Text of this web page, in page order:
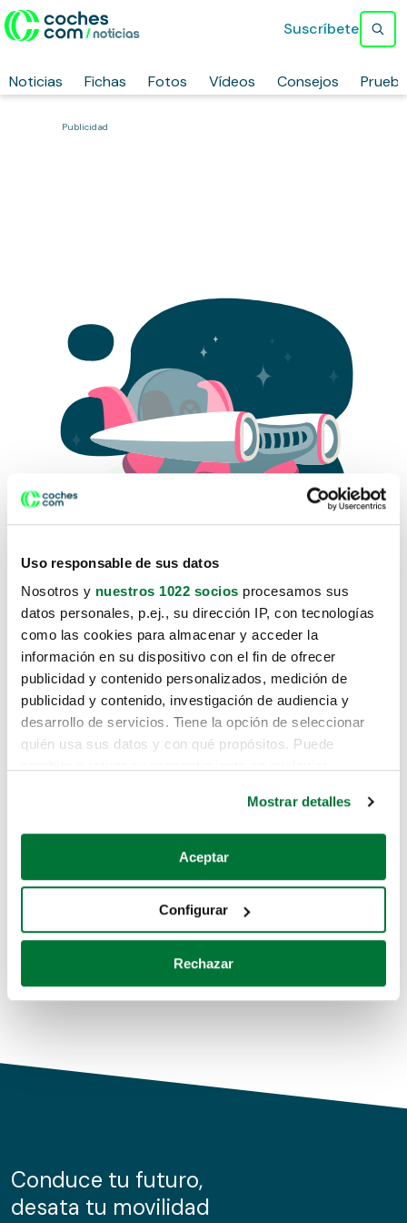
Uso responsable de sus datos
Nosotros y nuestros 1022 socios procesamos sus
datos personales, p.ej., su dirección IP, con tecnologías
como las cookies para almacenar y acceder la
información en su dispositivo con el fin de ofrecer
publicidad y contenido personalizados, medición de
publicidad y contenido, investigación de audiencia y
desarrollo de servicios. Tiene la opción de seleccionar
quién usa sus datos y con qué propósitos. Puede
Si lo permite, también quisiéramos:
Recopilar información sobre su ubicación geográfica
Identificar su dispositivo analizándolo activamente
para buscar características específicas (huellas
Obtenga más información sobre cómo se procesan sus
de cookies.
información sobre el uso que haga del sitio web con
nuestros partners de redes sociales, publicidad y análisis
Mostrar detalles
Aceptar
Configurar
Rechazar
Noticias Fichas Fotos Vídeos Consejos
Suscríbete
Publicidad
Lo sentimos, no sabemos como
te hemos traido hasta aquí.
Pero puedes encontrar el coche que estás
buscando en alguno de estos enlaces:
Coches de segunda mano
Coches de km0
Conduce tu futuro,
desata tu movilidad